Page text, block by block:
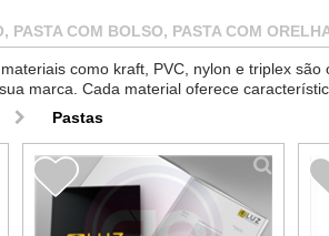
PASTA COM BOLSO, PASTA COM
como kraft, PVC, nylon e triplex
marca. Cada material oferece
Pastas